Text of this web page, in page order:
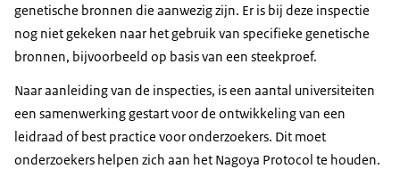
genetische bronnen die aanwezig zijn. Er is bij deze inspectie
nog niet gekeken naar het gebruik van specifieke genetische
bronnen, bijvoorbeeld op basis van een steekproef.
Naar aanleiding van de inspecties, is een aantal universiteiten
een samenwerking gestart voor de ontwikkeling van een
leidraad of best practice voor onderzoekers. Dit moet
onderzoekers helpen zich aan het Nagoya Protocol te houden.